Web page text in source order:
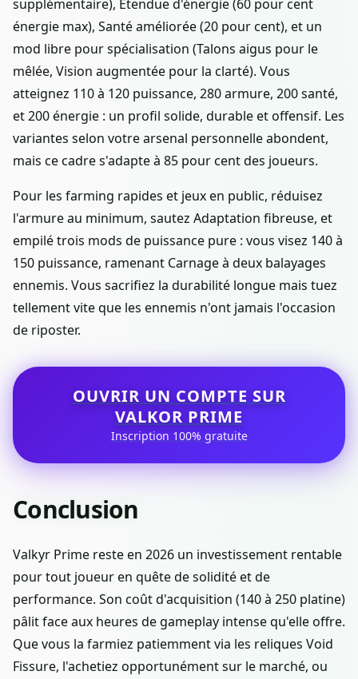
supplémentaire), Étendue d'énergie (60 pour cent
énergie max), Santé améliorée (20 pour cent), et un
mod libre pour spécialisation (Talons aigus pour le
mêlée, Vision augmentée pour la clarté). Vous
atteignez 110 à 120 puissance, 280 armure, 200 santé,
et 200 énergie : un profil solide, durable et offensif. Les
variantes selon votre arsenal personnelle abondent,
mais ce cadre s'adapte à 85 pour cent des joueurs.
Pour les farming rapides et jeux en public, réduisez
l'armure au minimum, sautez Adaptation fibreuse, et
empilé trois mods de puissance pure : vous visez 140 à
150 puissance, ramenant Carnage à deux balayages
ennemis. Vous sacrifiez la durabilité longue mais tuez
tellement vite que les ennemis n'ont jamais l'occasion
de riposter.
OUVRIR UN COMPTE SUR
VALKOR PRIME
Inscription 100% gratuite
Conclusion
Valkyr Prime reste en 2026 un investissement rentable
pour tout joueur en quête de solidité et de
performance. Son coût d'acquisition (140 à 250 platine)
pâlit face aux heures de gameplay intense qu'elle offre.
Que vous la farmiez patiemment via les reliques Void
Fissure, l'achetiez opportunément sur le marché, ou